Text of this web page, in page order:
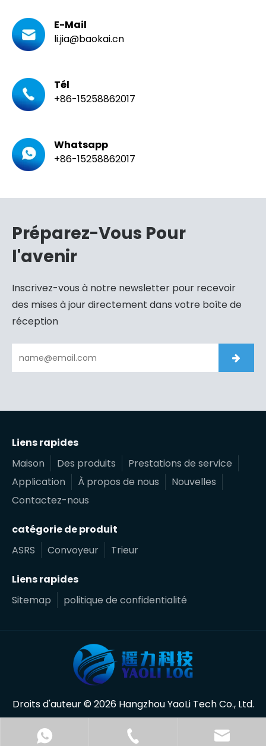
E-Mail
li.jia@baokai.cn
Tél
+86-15258862017
Whatsapp
+86-15258862017
Préparez-Vous Pour
l'avenir
Inscrivez-vous à notre newsletter pour recevoir
des mises à jour directement dans votre boîte de
réception
Liens rapides
Maison
Des produits
Prestations de service
Application
À propos de nous
Nouvelles
Contactez-nous
catégorie de produit
ASRS
Convoyeur Trieur
Liens rapides
Sitemap
politique de confidentialité
Droits d'auteur © 2026Hangzhou YaoLi Tech Co., Ltd.